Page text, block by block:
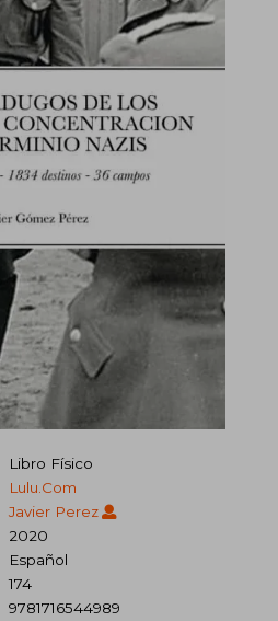
Libro Físico
Lulu.Com
Javier Perez
2020
Español
174
9781716544989